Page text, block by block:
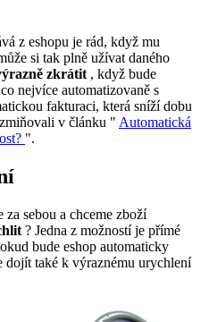
z eshopu je rád, když mu
si tak plně užívat daného
zkrátit , když bude
nejvíce automatizovaně s
fakturaci, která sníží dobu
v článku " Automatická
".
sebou a chceme zboží
? Jedna z možností je přímé
bude eshop automaticky
dojít také k výraznému urychlení